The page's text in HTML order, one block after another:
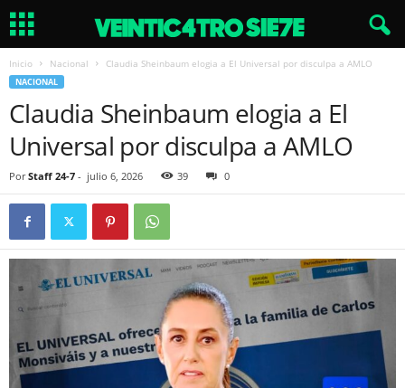
Inicio Nacional Claudia Sheinbaum elogia a El Universal por disculpa a AMLO
NACIONAL
Claudia Sheinbaum elogia a El
Universal por disculpa a AMLO
Por Staff 24-7 - julio 6, 2026 39 0